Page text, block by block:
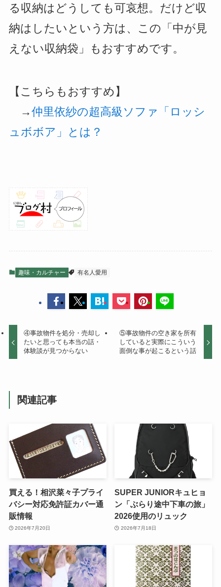
る収納はどうしても可哀想。だけど収
納はしたいという方は、この「中が見
えない収納袋」もおすすめです。
【こちらもおすすめ】
→仲里依紗の超高級ソファ「ロッシ
ュボボア」とは？
趣味・カルチャー 有名人愛用
④事故物件を処分・売却し
たいと思っても本当の話・
体験談が見つからない
⑤事故物件の空き家を所有
していると実際にこういう
面倒な事が起こるという話
関連記事
買える！相沢菜々子プライ
バシー対応免許証カバー通
販情報
2026年7月20日
SUPER JUNIORキュヒョ
ン「ぶらり途中下車の旅」
2026使用のリュック
2026年7月18日